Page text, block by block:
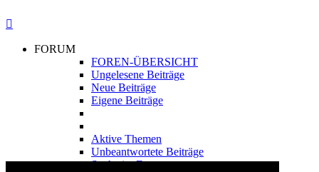
FORUM
FOREN-ÜBERSICHT
Ungelesene Beiträge
Neue Beiträge
Eigene Beiträge
Aktive Themen
Unbeantwortete Beiträge
Suche im Forum